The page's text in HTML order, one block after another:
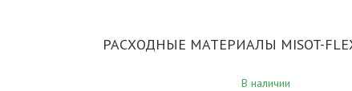
РАСХОДНЫЕ МАТЕРИАЛЫ MISOT-
В наличии